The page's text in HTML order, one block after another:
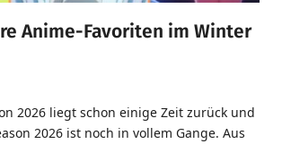
Anime-Favoriten im Winter
2026 liegt schon einige Zeit zurück und
2026 ist noch in vollem Gange. Aus